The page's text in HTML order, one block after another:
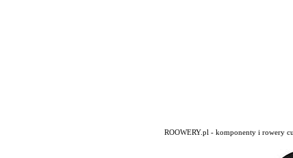
ROOWERY.pl - komponenty i rowery